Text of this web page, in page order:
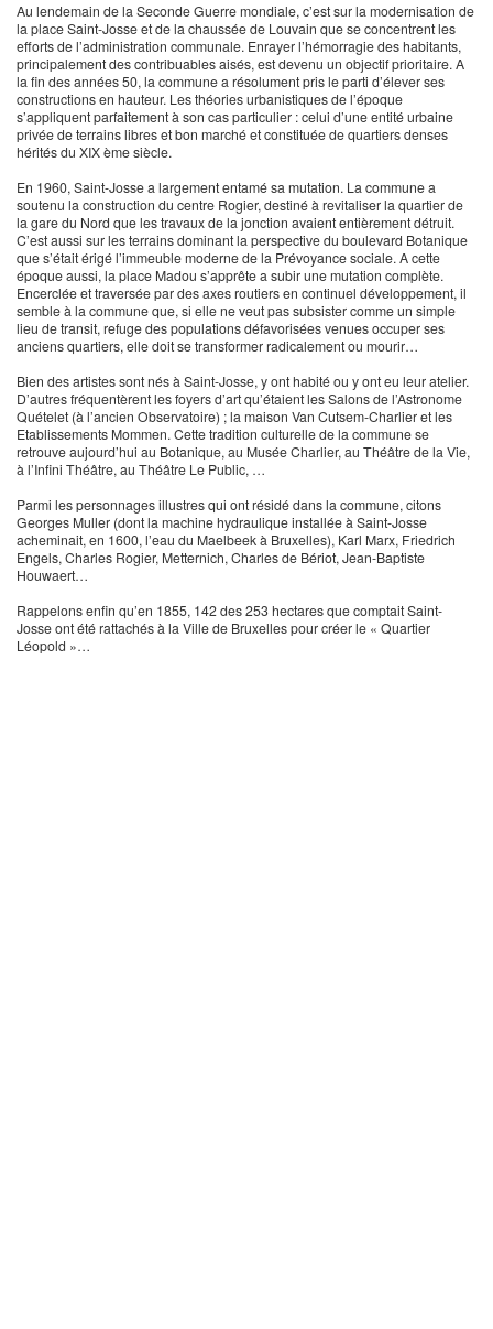
Au lendemain de la Seconde Guerre mondiale, c’est sur la modernisation de
la place Saint-Josse et de la chaussée de Louvain que se concentrent les
efforts de l’administration communale. Enrayer l’hémorragie des habitants,
principalement des contribuables aisés, est devenu un objectif prioritaire. A
la fin des années 50, la commune a résolument pris le parti d’élever ses
constructions en hauteur. Les théories urbanistiques de l’époque
s’appliquent parfaitement à son cas particulier : celui d’une entité urbaine
privée de terrains libres et bon marché et constituée de quartiers denses
hérités du XIX ème siècle.
En 1960, Saint-Josse a largement entamé sa mutation. La commune a
soutenu la construction du centre Rogier, destiné à revitaliser la quartier de
la gare du Nord que les travaux de la jonction avaient entièrement détruit.
C’est aussi sur les terrains dominant la perspective du boulevard Botanique
que s’était érigé l’immeuble moderne de la Prévoyance sociale. A cette
époque aussi, la place Madou s’apprête a subir une mutation complète.
Encerclée et traversée par des axes routiers en continuel développement, il
semble à la commune que, si elle ne veut pas subsister comme un simple
lieu de transit, refuge des populations défavorisées venues occuper ses
anciens quartiers, elle doit se transformer radicalement ou mourir…
Bien des artistes sont nés à Saint-Josse, y ont habité ou y ont eu leur atelier.
D’autres fréquentèrent les foyers d’art qu’étaient les Salons de l’Astronome
Quételet (à l’ancien Observatoire) ; la maison Van Cutsem-Charlier et les
Etablissements Mommen. Cette tradition culturelle de la commune se
retrouve aujourd’hui au Botanique, au Musée Charlier, au Théâtre de la Vie,
à l’Infini Théâtre, au Théâtre Le Public, …
Parmi les personnages illustres qui ont résidé dans la commune, citons
Georges Muller (dont la machine hydraulique installée à Saint-Josse
acheminait, en 1600, l’eau du Maelbeek à Bruxelles), Karl Marx, Friedrich
Engels, Charles Rogier, Metternich, Charles de Bériot, Jean-Baptiste
Houwaert…
Rappelons enfin qu’en 1855, 142 des 253 hectares que comptait Saint-
Josse ont été rattachés à la Ville de Bruxelles pour créer le « Quartier
Léopold »…